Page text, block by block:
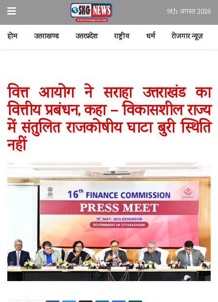
9th अगस्त 2026
होम उत्तराखण्ड उत्तरप्रदेश राष्ट्रीय धर्म रोजगार न्यूज़
वित्त आयोग ने सराहा उत्तराखंड का
वित्तीय प्रबंधन, कहा – विकासशील राज्य
में संतुलित राजकोषीय घाटा बुरी स्थिति
नहीं